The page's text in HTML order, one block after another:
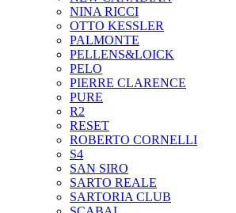
NINA RICCI
OTTO KESSLER
PALMONTE
PELLENS&LOICK
PELO
PIERRE CLARENCE
PURE
R2
RESET
ROBERTO CORNELLI
S4
SAN SIRO
SARTO REALE
SARTORIA CLUB